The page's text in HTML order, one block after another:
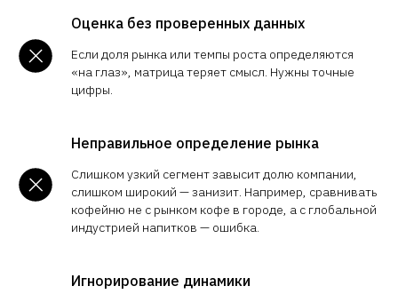
Оценка без проверенных данных
Если доля рынка или темпы роста определяются
«на глаз», матрица теряет смысл. Нужны точные
цифры.
Неправильное определение рынка
Слишком узкий сегмент завысит долю компании,
слишком широкий — занизит. Например, сравнивать
кофейню не с рынком кофе в городе, а с глобальной
индустрией напитков — ошибка.
Игнорирование динамики